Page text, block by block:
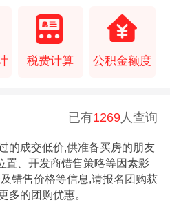
税费计算 公积金额度
已有1269 人查询
的成交低价,供准备买房的朋友
置、开发商错售策略等因素影
错售价格等信息,请报名团购获
多的团购优惠。